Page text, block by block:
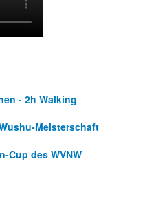
- 2h Walking
Meisterschaft
Cup des WVNW